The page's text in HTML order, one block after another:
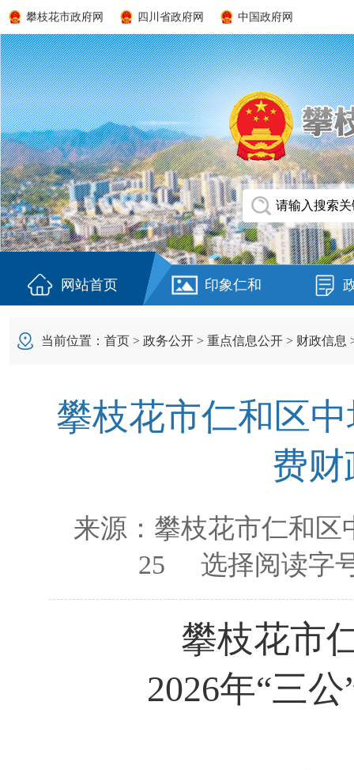
攀枝花市政府网 四川省政府网 中国政府网
网站首页 印象仁和
当前位置： 首页 > 政务公开 > 重点信息公开 > 财政信息
攀枝花市仁和区
费
来源： 攀枝花市仁和区
25 选择阅读字
攀枝花市
2026年“三